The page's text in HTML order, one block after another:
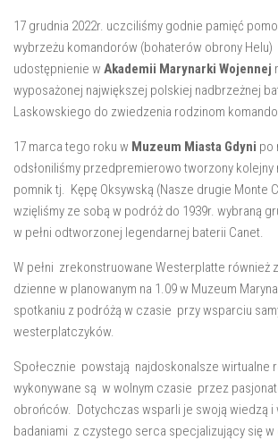
17 grudnia 2022r. uczciliśmy godnie pamięć
wybrzeżu komandorów (bohaterów obrony
udostępnienie w Akademii Marynarki Wojennej
wyposażonej największej polskiej nadbrzeżnej
Laskowskiego do zwiedzenia rodzinom
17 marca tego roku w Muzeum Miasta Gdyni po
odsłoniliśmy przedpremierowo tworzony kolejny
pomnik tj. Kępę Oksywską (Nasze drugie Monte
wzięliśmy ze sobą w podróż do 1939r. wybraną
w pełni odtworzonej legendarnej baterii Canet.
W pełni zrekonstruowane Westerplatte również
dzienne w planowanym na 1.09 w Muzeum
spotkaniu z podróżą w czasie przy wsparciu
westerplatczyków.
Społecznie powstają najdoskonalsze wirtualne
wykonywane są w wolnym czasie przez
obrońców. Dotychczas wsparli je swoją wiedzą i
badaniami z czystego serca specjalizujący się w